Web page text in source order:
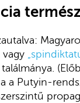
a Putyin-